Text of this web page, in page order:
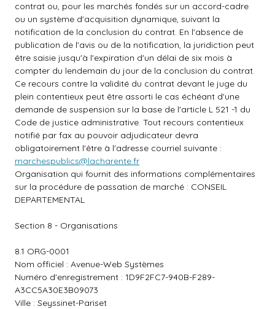
contrat ou, pour les marchés fondés sur un accord-cadre
ou un système d'acquisition dynamique, suivant la
notification de la conclusion du contrat. En l'absence de
publication de l'avis ou de la notification, la juridiction peut
être saisie jusqu'à l'expiration d'un délai de six mois à
compter du lendemain du jour de la conclusion du contrat.
Ce recours contre la validité du contrat devant le juge du
plein contentieux peut être assorti le cas échéant d'une
demande de suspension sur la base de l'article L 521 -1 du
Code de justice administrative. Tout recours contentieux
notifié par fax au pouvoir adjudicateur devra
obligatoirement l'être à l'adresse courriel suivante :
marchespublics@lacharente.fr
Organisation qui fournit des informations complémentaires
sur la procédure de passation de marché : CONSEIL
DEPARTEMENTAL
Section 8 - Organisations
8.1 ORG-0001
Nom officiel : Avenue-Web Systèmes
Numéro d'enregistrement : 1D9F2FC7-940B-F289-
A3CC5A30E3B09073
Ville : Seyssinet-Pariset